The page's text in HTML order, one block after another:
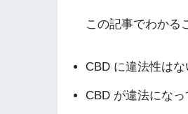
この記事でわかる
CBD に違法性はな
CBD が違法にな